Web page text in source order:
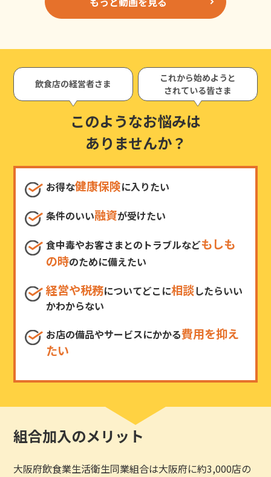
飲食店の経営者さま
これから始めようと
されている皆さま
このようなお悩みは
ありませんか？
お得な健康保険に入りたい
条件のいい融資が受けたい
食中毒やお客さまとのトラブルなどもしも
の時のために備えたい
経営や税務についてどこに相談したらいい
かわからない
お店の備品やサービスにかかる費用を抑え
たい
組合加入のメリット
大阪府飲食業生活衛生同業組合は大阪府に約3,000店の